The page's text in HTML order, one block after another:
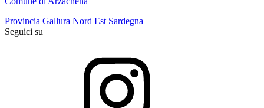
Provincia Gallura Nord Est Sardegna
Seguici su